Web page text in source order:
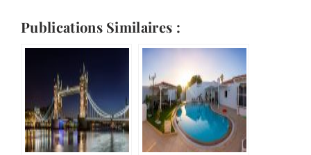
Publications Similaires :